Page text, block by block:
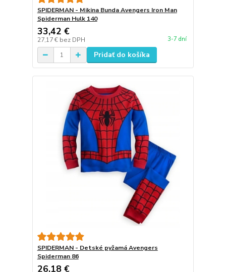
SPIDERMAN - Mikina Bunda Avengers Iron Man
Spiderman Hulk 140
33,42 €
27,17 € bez DPH 3-7 dní
Pridať do košíka
SPIDERMAN - Detské pyžamá Avengers
Spiderman 86
26,18 €